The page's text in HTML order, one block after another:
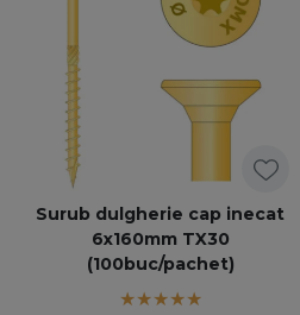
Surub dulgherie cap inecat
6x160mm TX30
(100buc/pachet)